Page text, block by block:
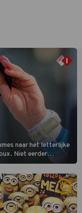
naar het letterlijke
Niet eerder
kale col uit de
is vlak.